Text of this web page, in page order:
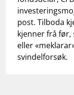
post. Tilboda
kjenner frå før,
eller
svindelforsøk.